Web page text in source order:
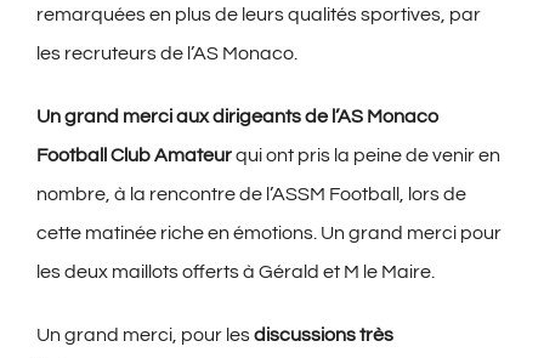
remarquées en plus de leurs qualités sportives, par
les recruteurs de l’AS Monaco.
Un grand merci aux dirigeants de l’AS Monaco
Football Club Amateurqui ont pris la peine de venir en
nombre, à la rencontre de l’ASSM Football, lors de
cette matinée riche en émotions. Un grand merci pour
les deux maillots offerts à Gérald et M le Maire.
Un grand merci, pour lesdiscussions très